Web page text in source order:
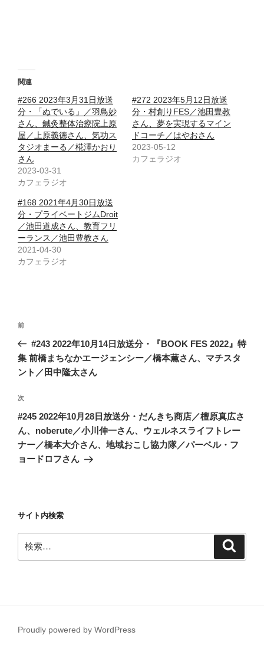
関連
#266 2023年3月31日放送
分・「ぬでいる」／羽鳥妙
さん、鍼灸整体治療院上原
屋／上原義徳さん、気功ス
タジオまーる／椛澤かおり
さん
2023-03-31
カフェラジオ
#272 2023年5月12日放送
分・村創りFES／池田豊教
さん、夢を実現するマイン
ドコーチ／はやおさん
2023-05-12
カフェラジオ
#168 2021年4月30日放送
分・プライベートジムDroit
／池田道成さん、教育フリ
ーランス／池田豊教さん
2021-04-30
カフェラジオ
投
ナ
ビ
ー
シ
ョ
ン
前
の
投
稿
前
#243 2022年10月14日放送分・『BOOK FES 2022』特
集 前橋まちなかエージェンシー／橋本薫さん、マチスタ
ント／田中隆太さん
次
の
投
稿
次
#245 2022年10月28日放送分・だんきち商店／檀原真広さ
ん、noberute／小川伸一さん、ウェルネスライフトレー
ナー／橋本大介さん、地域おこし協力隊／パーベル・フ
ョードロフさん
サイト内検索
索:
Proudly powered by WordPress